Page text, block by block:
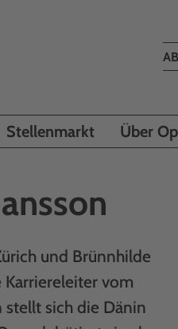
Stellenmarkt Über
und Brünnhilde
Karriereleiter vom
stellt sich die Dänin